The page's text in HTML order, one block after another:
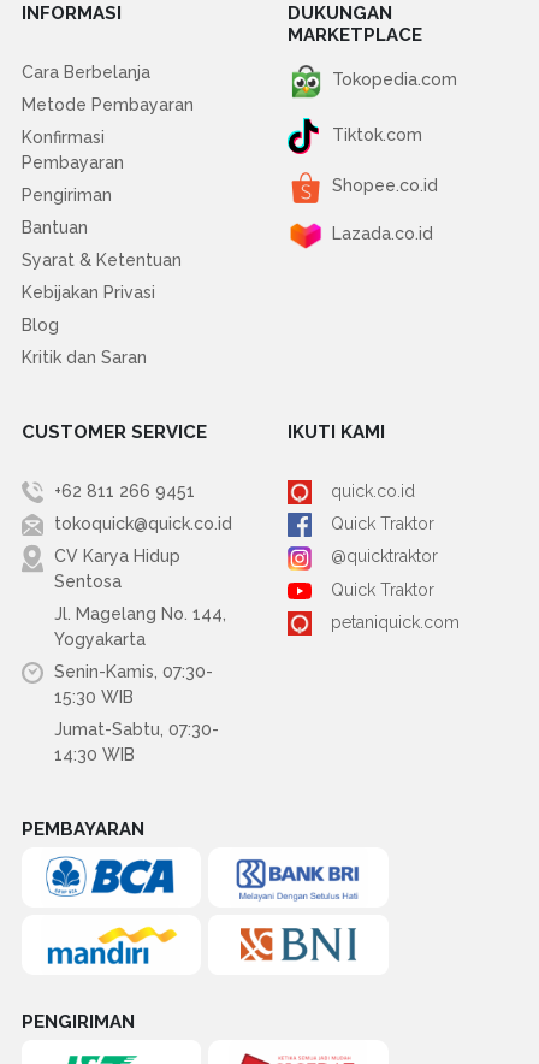
INFORMASI
Cara Berbelanja
Metode Pembayaran
Konfirmasi
Pembayaran
Pengiriman
Bantuan
Syarat & Ketentuan
Kebijakan Privasi
Blog
Kritik dan Saran
DUKUNGAN
MARKETPLACE
Tokopedia.com
Tiktok.com
Shopee.co.id
Lazada.co.id
CUSTOMER SERVICE
+62 811 266 9451
tokoquick@quick.co.id
CV Karya Hidup
Sentosa
Jl. Magelang No. 144,
Yogyakarta
Senin-Kamis, 07:30-
15:30 WIB
Jumat-Sabtu, 07:30-
14:30 WIB
IKUTI KAMI
quick.co.id
Quick Traktor
@quicktraktor
Quick Traktor
petaniquick.com
PEMBAYARAN
PENGIRIMAN